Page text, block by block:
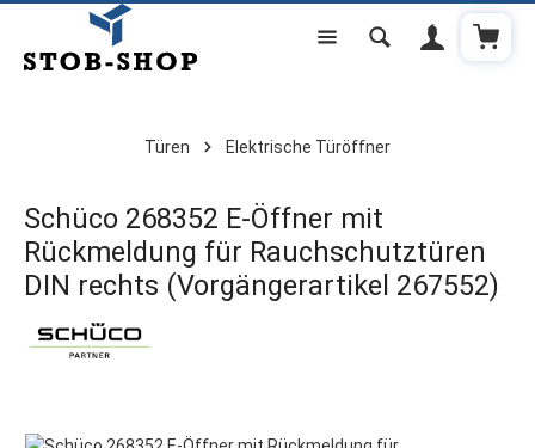
Zum Hauptinhalt springen
Türen Elektrische Türöffner
Schüco 268352 E-Öffner mit
Rückmeldung für Rauchschutztüren
DIN rechts (Vorgängerartikel 267552)